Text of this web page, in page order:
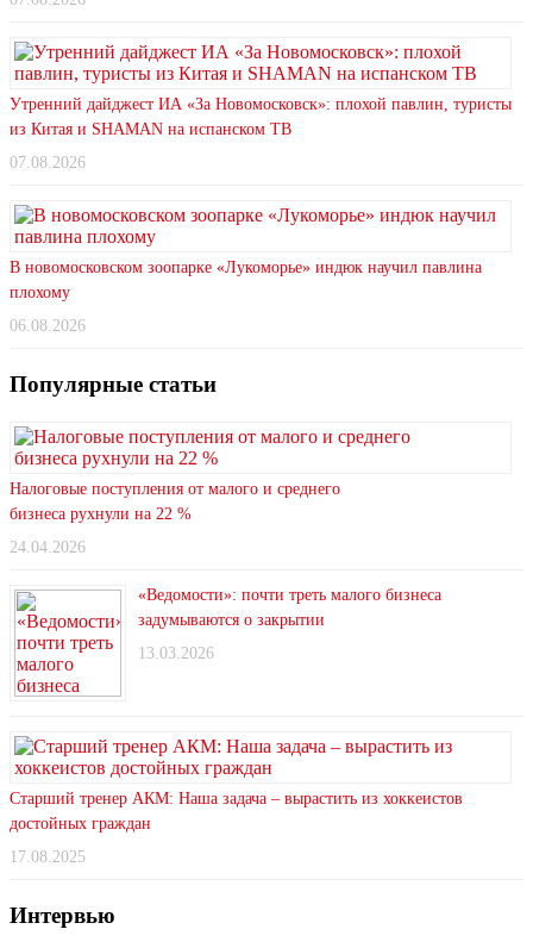
Утренний дайджест ИА «За Новомосковск»: плохой павлин, туристы
из Китая и SHAMAN на испанском ТВ
07.08.2026
В новомосковском зоопарке «Лукоморье» индюк научил павлина
плохому
06.08.2026
Популярные статьи
Налоговые поступления от малого и среднего
бизнеса рухнули на 22 %
24.04.2026
«Ведомости»: почти треть малого бизнеса
задумываются о закрытии
13.03.2026
Старший тренер АКМ: Наша задача – вырастить из хоккеистов
достойных граждан
17.08.2025
Интервью